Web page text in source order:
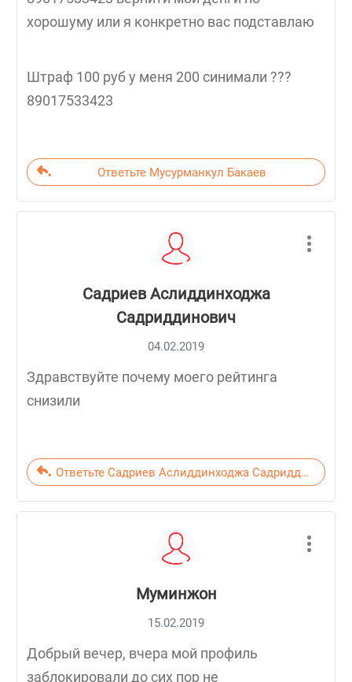
хорошуму или я конкретно вас подставлаю
Штраф 100 руб у меня 200 синимали ???
89017533423
Ответьте Мусурманкул Бакаев
Садриев Аслиддинходжа
Садриддинович
04.02.2019
Здравствуйте почему моего рейтинга
снизили
Ответьте Садриев Аслиддинходжа Садриддинович
Муминжон
15.02.2019
Добрый вечер, вчера мой профиль
заблокировали до сих пор не